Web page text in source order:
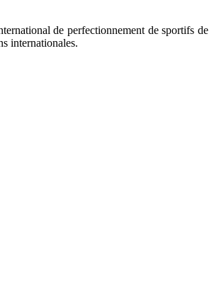
de perfectionnement de sportifs de
internationales.